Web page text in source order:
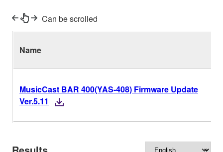
Can be scrolled
Name
MusicCast BAR 400(YAS-408) Firmware Update
Ver.5.11